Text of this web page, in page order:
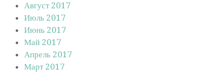
Август 2017
Июль 2017
Июнь 2017
Май 2017
Апрель 2017
Март 2017